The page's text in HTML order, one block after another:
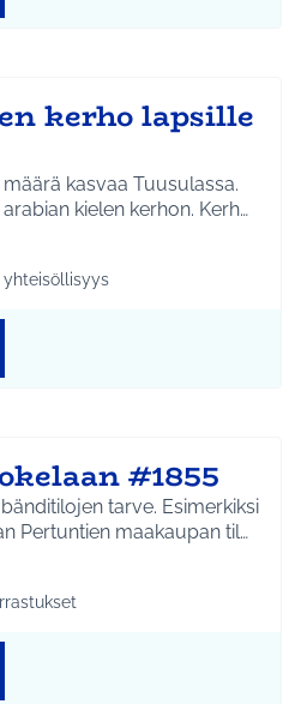
kerho lapsille
kasvaa Tuusulassa.
kielen kerhon. Kerh…
Jokela
mukaan: Hyvinvointi ja
yhteisöllisyys
#1855
tarve. Esimerkiksi
Pertuntien maakaupan til…
Jokela
mukaan: Liikunta ja